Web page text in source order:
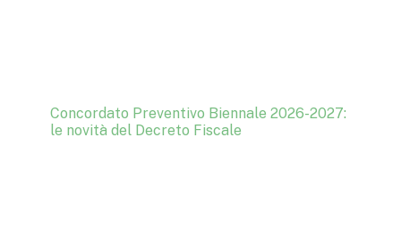
Concordato Preventivo Biennale 2026-2027:
le novità del Decreto Fiscale